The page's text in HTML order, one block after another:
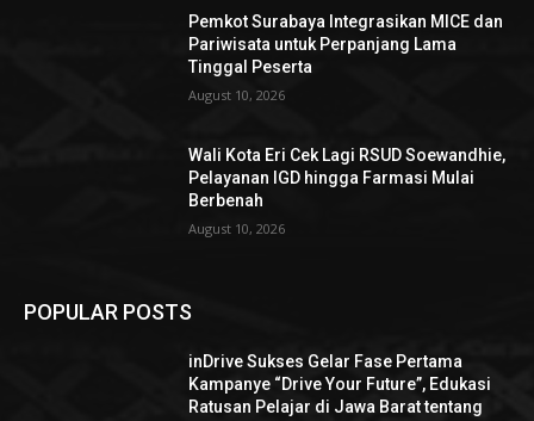
Pemkot Surabaya Integrasikan MICE dan
Pariwisata untuk Perpanjang Lama
Tinggal Peserta
August 10, 2026
Wali Kota Eri Cek Lagi RSUD Soewandhie,
Pelayanan IGD hingga Farmasi Mulai
Berbenah
August 10, 2026
POPULAR POSTS
inDrive Sukses Gelar Fase Pertama
Kampanye “Drive Your Future”, Edukasi
Ratusan Pelajar di Jawa Barat tentang